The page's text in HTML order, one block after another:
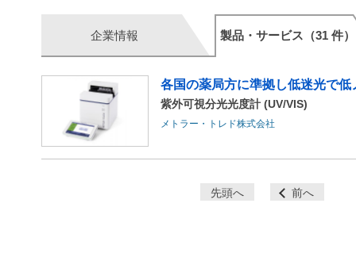
企業情報 製品・サービス（31 件）
各国の薬局方に準拠し低迷光で低
紫外可視分光光度計 (UV/VIS)
メトラー・トレド株式会社
先頭へ 前へ